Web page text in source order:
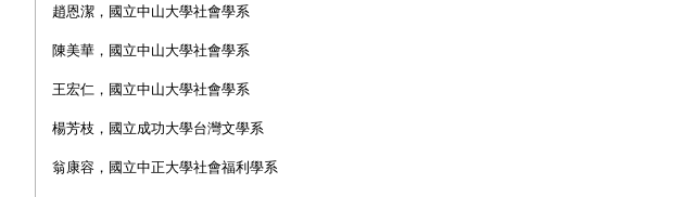
趙恩潔，國立中山大學社會學系
陳美華，國立中山大學社會學系
王宏仁，國立中山大學社會學系
楊芳枝，國立成功大學台灣文學系
翁康容，國立中正大學社會福利學系